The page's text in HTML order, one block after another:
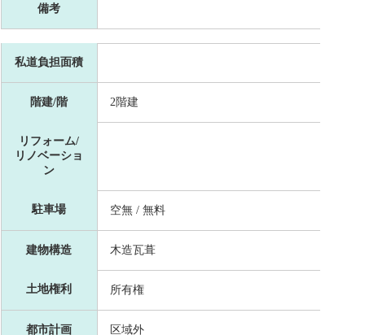
備考
私道負担面積
階建/階 2階建
リフォーム/
リノベーショ
ン
駐車場 空無 / 無料
建物構造 木造瓦葺
土地権利 所有権
都市計画 区域外